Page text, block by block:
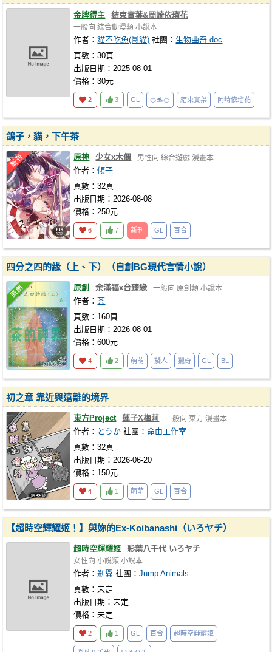
金牌得主 結束實葉&岡崎依瑠花
一般向 綜合動漫類 小說本
作者：貓不吃魚(愚貓) 社團：生物曲奇.doc
頁數：30頁
出版日期：2025-08-01
價格：30元
2 3 GL 🍊🐬🍊 結束實葉 岡崎依瑠花
鴿子，貓，下午茶
原神 少女x木偶 男性向 綜合遊戲 漫畫本
作者：傾子
頁數：32頁
出版日期：2026-08-08
價格：250元
6 7 新刊 GL 百合
四分之四的緣（上、下）（自創BG現代言情小說）
原創 余滿福x台臻緣 一般向 原創類 小說本
作者：茶
頁數：160頁
出版日期：2026-08-01
價格：600元
4 2 萌萌 擬人 獵奇 GL BL
初之章 靠近與遠離的境界
東方Project 蓮子X梅莉 一般向 東方 漫畫本
作者： とうか 社團：命由工作室
頁數：32頁
出版日期：2026-06-20
價格：150元
4 1 萌萌 GL 百合
【超時空輝耀姬！】與妳的Ex-Koibanashi（いろヤチ）
超時空輝耀姬 彩葉八千代 いろヤチ
女性向 小說類 小說本
作者：剎翼 社團：Jump Animals
頁數：未定
出版日期：未定
價格：未定
2 1 GL 百合 超時空輝耀姬